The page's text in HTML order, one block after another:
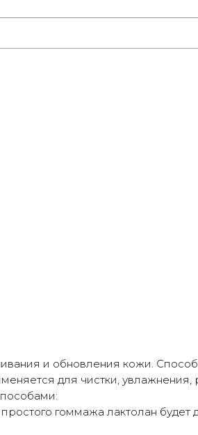
и обновления кожи.
для чистки, увлажнения,
гоммажа лактолан будет